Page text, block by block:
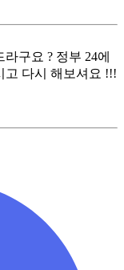
구요 ? 정부 24에
고 다시 해보셔요 !!!